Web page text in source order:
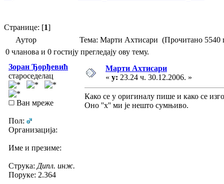
Странице: [1]
Аутор
Тема: Марти Ахтисари (Прочитано 5540
0 чланова и 0 гостију прегледају ову тему.
Зоран Ђорђевић
староседелац
Ван мреже
Пол:
Организација:
Име и презиме:
Струка: Дипл. инж.
Поруке: 2.364
Марти Ахтисари
« у: 23.24 ч. 30.12.2006. »
Како се у оригиналу пише и како се
Оно ''х'' ми је нешто сумњиво.